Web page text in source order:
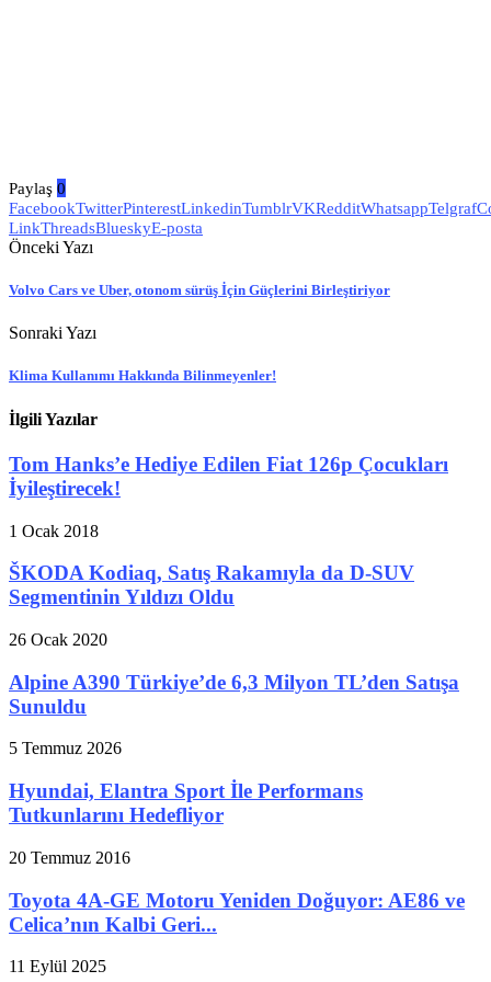
Paylaş 0
FacebookTwitterPinterestLinkedinTumblrVKRedditWhatsappTelgraf
LinkThreadsBlueskyE-posta
Önceki Yazı
Volvo Cars ve Uber, otonom sürüş İçin Güçlerini Birleştiriyor
Sonraki Yazı
Klima Kullanımı Hakkında Bilinmeyenler!
İlgili Yazılar
Tom Hanks’e Hediye Edilen Fiat 126p Çocukları
İyileştirecek!
1 Ocak 2018
ŠKODA Kodiaq, Satış Rakamıyla da D-SUV
Segmentinin Yıldızı Oldu
26 Ocak 2020
Alpine A390 Türkiye’de 6,3 Milyon TL’den Satışa
Sunuldu
5 Temmuz 2026
Hyundai, Elantra Sport İle Performans
Tutkunlarını Hedefliyor
20 Temmuz 2016
Toyota 4A-GE Motoru Yeniden Doğuyor: AE86 ve
Celica’nın Kalbi Geri...
11 Eylül 2025